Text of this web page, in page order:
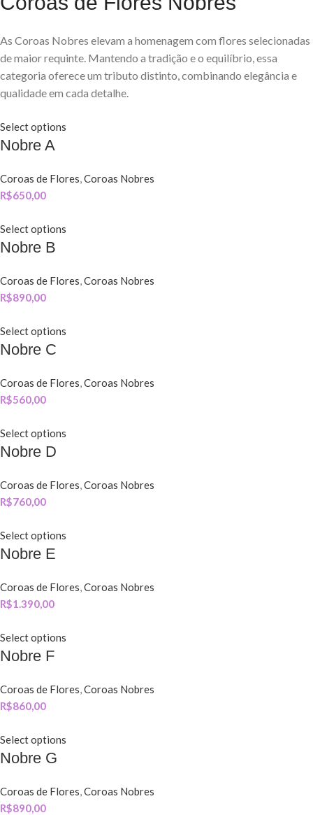
As Coroas Nobres elevam a homenagem com flores selecionadas
de maior requinte. Mantendo a tradição e o equilíbrio, essa
categoria oferece um tributo distinto, combinando elegância e
qualidade em cada detalhe.
Select options
Nobre A
Coroas de Flores,Coroas Nobres
R$650,00
Select options
Nobre B
Coroas de Flores,Coroas Nobres
R$890,00
Select options
Nobre C
Coroas de Flores,Coroas Nobres
R$560,00
Select options
Nobre D
Coroas de Flores,Coroas Nobres
R$760,00
Select options
Nobre E
Coroas de Flores,Coroas Nobres
R$1.390,00
Select options
Nobre F
Coroas de Flores,Coroas Nobres
R$860,00
Select options
Nobre G
Coroas de Flores,Coroas Nobres
R$890,00